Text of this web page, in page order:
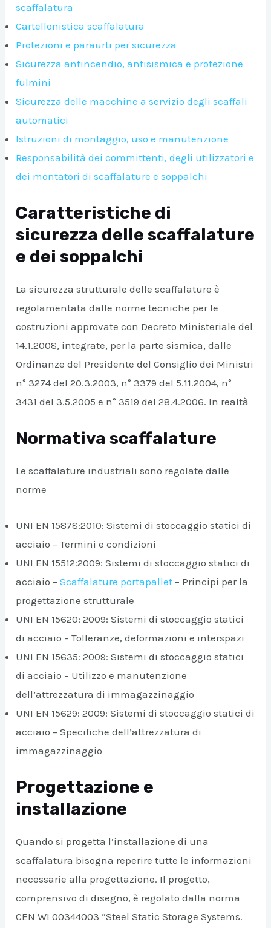
scaffalatura
Cartellonistica scaffalatura
Protezioni e paraurti per sicurezza
Sicurezza antincendio, antisismica e protezione
fulmini
Sicurezza delle macchine a servizio degli scaffali
automatici
Istruzioni di montaggio, uso e manutenzione
Responsabilità dei committenti, degli utilizzatori e
dei montatori di scaffalature e soppalchi
Caratteristiche di
sicurezza delle scaffalature
e dei soppalchi
La sicurezza strutturale delle scaffalature è
regolamentata dalle norme tecniche per le
costruzioni approvate con Decreto Ministeriale del
14.1.2008, integrate, per la parte sismica, dalle
Ordinanze del Presidente del Consiglio dei Ministri
n° 3274 del 20.3.2003, n° 3379 del 5.11.2004, n°
3431 del 3.5.2005 e n° 3519 del 28.4.2006. In realtà
Normativa scaffalature
Le scaffalature industriali sono regolate dalle
norme
UNI EN 15878:2010: Sistemi di stoccaggio statici di
acciaio – Termini e condizioni
UNI EN 15512:2009: Sistemi di stoccaggio statici di
acciaio –Scaffalature portapallet – Principi per la
progettazione strutturale
UNI EN 15620: 2009: Sistemi di stoccaggio statici
di acciaio – Tolleranze, deformazioni e interspazi
UNI EN 15635: 2009: Sistemi di stoccaggio statici
di acciaio – Utilizzo e manutenzione
dell’attrezzatura di immagazzinaggio
UNI EN 15629: 2009: Sistemi di stoccaggio statici di
acciaio – Specifiche dell’attrezzatura di
immagazzinaggio
Progettazione e
installazione
Quando si progetta l’installazione di una
scaffalatura bisogna reperire tutte le informazioni
necessarie alla progettazione. Il progetto,
comprensivo di disegno, è regolato dalla norma
CEN WI 00344003 “Steel Static Storage Systems.